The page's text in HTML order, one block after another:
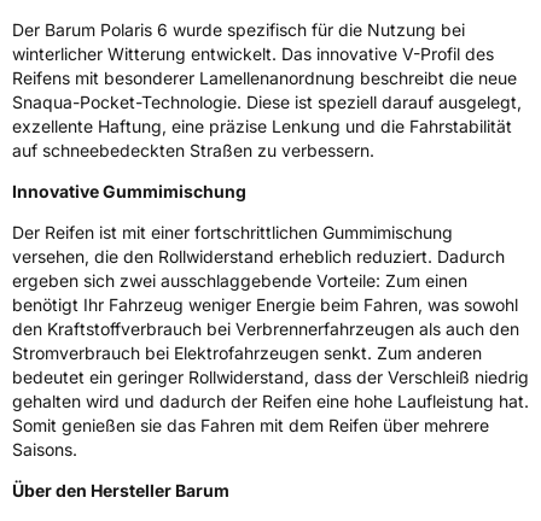
M+SJa
VerstärktXL
ElektroJa
EU Label
Effizienz
Nasshaftung C
Rollgeräusch (Klasse)
Der Barum Polaris 6 wurde spezifisch für die Nutzung bei
winterlicher Witterung entwickelt. Das innovative V-Profil des
Reifens mit besonderer Lamellenanordnung beschreibt die neue
Snaqua-Pocket-Technologie. Diese ist speziell darauf ausgelegt,
exzellente Haftung, eine präzise Lenkung und die Fahrstabilität
auf schneebedeckten Straßen zu verbessern.
Innovative Gummimischung
Der Reifen ist mit einer fortschrittlichen Gummimischung
versehen, die den Rollwiderstand erheblich reduziert. Dadurch
ergeben sich zwei ausschlaggebende Vorteile: Zum einen
benötigt Ihr Fahrzeug weniger Energie beim Fahren, was sowohl
den Kraftstoffverbrauch bei Verbrennerfahrzeugen als auch den
Stromverbrauch bei Elektrofahrzeugen senkt. Zum anderen
bedeutet ein geringer Rollwiderstand, dass der Verschleiß niedrig
gehalten wird und dadurch der Reifen eine hohe Laufleistung hat.
Somit genießen sie das Fahren mit dem Reifen über mehrere
Saisons.
Über den Hersteller Barum